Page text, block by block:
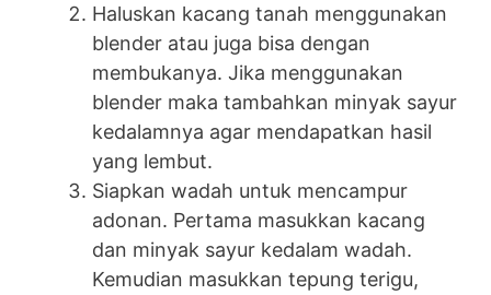
Haluskan kacang tanah menggunakan
blender atau juga bisa dengan
membukanya. Jika menggunakan
blender maka tambahkan minyak sayur
kedalamnya agar mendapatkan hasil
yang lembut.
Siapkan wadah untuk mencampur
adonan. Pertama masukkan kacang
dan minyak sayur kedalam wadah.
Kemudian masukkan tepung terigu,